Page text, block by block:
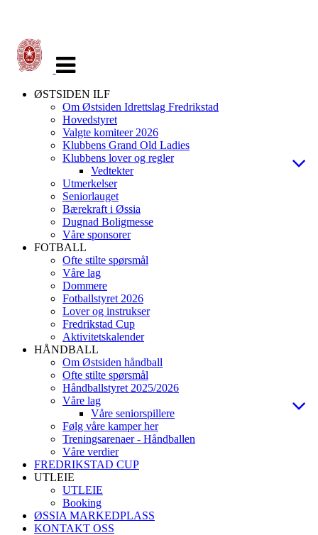
navigasjon
ØSTSIDEN ILF
Om Østsiden Idrettslag Fredrikstad
Hovedstyret
Valgte komiteer 2026
Klubbens Grand Old Ladies
Klubbens lover og regler
Vedtekter
Utmerkelser
Seniorlauget
Bærekraft i Øssia
Dugnad Boligmesse
Våre sponsorer
FOTBALL
Ofte stilte spørsmål
Våre lag
Dommere
Fotballstyret 2026
Lover og instrukser
Fredrikstad Cup
Aktivitetskalender
HÅNDBALL
Om Østsiden håndball
Ofte stilte spørsmål
Håndballstyret 2025/2026
Våre lag
Våre seniorspillere
Følg våre kamper her
Treningsarenaer - Håndballen
Våre verdier
FREDRIKSTAD CUP
UTLEIE
UTLEIE
Booking
ØSSIA MARKEDPLASS
KONTAKT OSS